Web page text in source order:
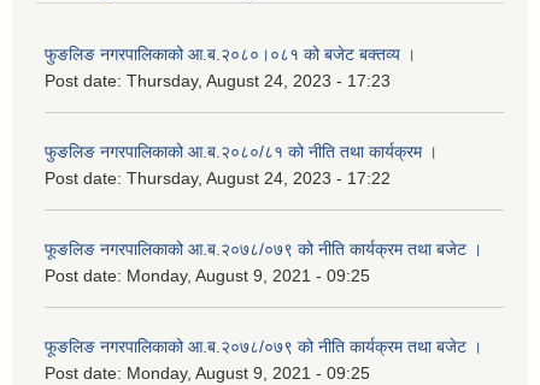
फुङलिङ नगरपालिकाको आ.ब.२०८०।०८१ को बजेट बक्तव्य ।
Post date: Thursday, August 24, 2023 - 17:23
फुङलिङ नगरपालिकाको आ.ब.२०८०/८१ को नीति तथा कार्यक्रम ।
Post date: Thursday, August 24, 2023 - 17:22
फूङलिङ नगरपालिकाको आ.ब.२०७८/०७९ को नीति कार्यक्रम तथा बजेट ।
Post date: Monday, August 9, 2021 - 09:25
फूङलिङ नगरपालिकाको आ.ब.२०७८/०७९ को नीति कार्यक्रम तथा बजेट ।
Post date: Monday, August 9, 2021 - 09:25